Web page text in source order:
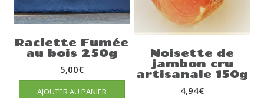
Raclette Fumée
au bois 250g
5,00€
AJOUTER AU PANIER
Noisette de
jambon cru
artisanale 150g
4,94€